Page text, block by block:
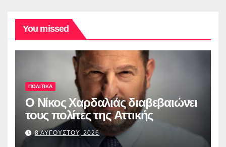
You missed
ΠΟΛΙΤΙΚΑ
O Νίκος Χαρδαλιάς διαβεβαιώνει
τους πολίτες της Αττικής
8 ΑΥΓΟΥΣΤΟΥ, 2026